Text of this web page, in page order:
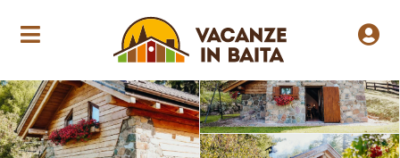
Apertura stagionale